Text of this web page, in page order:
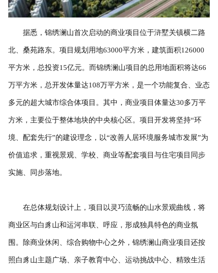
据悉，锦绣澜山首次启动的商业项目位于浒墅关镇横二路
北、桑苑路东。项目规划用地63000平方米，建筑面积126000
平方米，总投资15亿元。而锦绣澜山项目的总用地面积将达66
万平方米，总开发体量达108万平方米，是一个功能复合、业态
多元的超大城市综合体项目。其中，商业项目体量达30多万平
方米，主要位于整体地块的中央核心区。项目开发将坚持“环
境、配套先行”的建设理念，以“改善人居环境服务城市发展”为
价值追求，重视景观、学校、商业等配套项目与住宅项目同步
实施、同步落地。
在总体规划设计上，项目以灵巧流畅的山水景观曲线，将
商业区与白豸山和运河串联、呼应，形成独具特色的商业氛
围。除商业休闲、综合购物中心之外，锦绣澜山商业项目还按
照白豸山主题广场、亲子教育中心、运动挑战中心、精致生活